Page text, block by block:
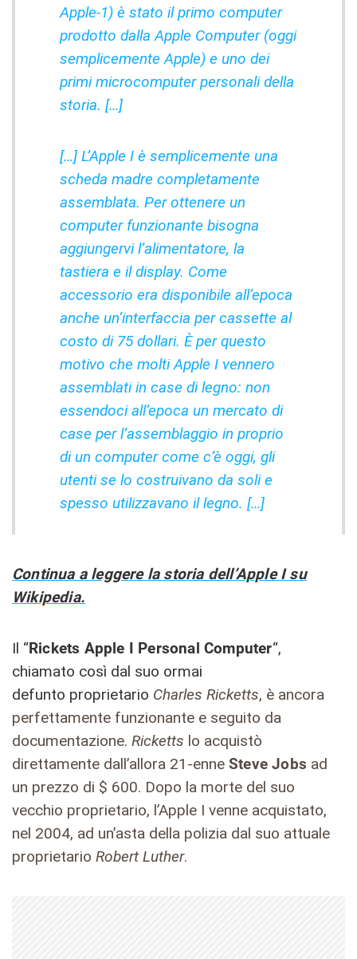
Apple-1) è stato il primo computer
prodotto dalla Apple Computer (oggi
semplicemente Apple) e uno dei
primi microcomputer personali della
storia. […]
[…] L’Apple I è semplicemente una
scheda madre completamente
assemblata. Per ottenere un
computer funzionante bisogna
aggiungervi l’alimentatore, la
tastiera e il display. Come
accessorio era disponibile all’epoca
anche un’interfaccia per cassette al
costo di 75 dollari. È per questo
motivo che molti Apple I vennero
assemblati in case di legno: non
essendoci all’epoca un mercato di
case per l’assemblaggio in proprio
di un computer come c’è oggi, gli
utenti se lo costruivano da soli e
spesso utilizzavano il legno. […]
Continua a leggere la storia dell’Apple I su
Wikipedia.
Il “Rickets Apple I Personal Computer“,
chiamato così dal suo ormai
defunto proprietario Charles Ricketts, è ancora
perfettamente funzionante e seguito da
documentazione. Ricketts lo acquistò
direttamente dall’allora 21-enne Steve Jobs ad
un prezzo di $ 600. Dopo la morte del suo
vecchio proprietario, l’Apple I venne acquistato,
nel 2004, ad un’asta della polizia dal suo attuale
proprietario Robert Luther.